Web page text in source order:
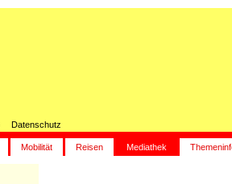
Datenschutz
Mobilität Reisen Mediathek